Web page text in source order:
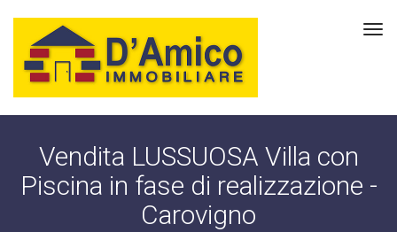
Vendita LUSSUOSA Villa con
Piscina in fase di realizzazione -
Carovigno